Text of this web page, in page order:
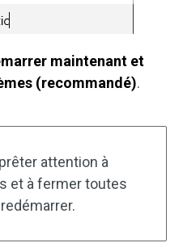
maintenant et
(recommandé).
attention à
et à fermer toutes